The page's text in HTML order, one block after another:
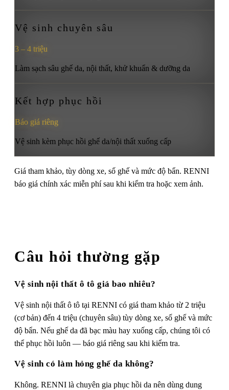
Vệ sinh chuyên sâu
3 – 4 triệu
Làm sạch sâu ghế da, nội thất, khử khuẩn & dưỡng da
Kết hợp phục hồi
Báo giá riêng
Vệ sinh kèm phục hồi ghế da/nội thất xuống cấp
Giá tham khảo, tùy dòng xe, số ghế và mức độ bẩn. RENNI
báo giá chính xác miễn phí sau khi kiểm tra hoặc xem ảnh.
Câu hỏi thường gặp
Vệ sinh nội thất ô tô giá bao nhiêu?
Vệ sinh nội thất ô tô tại RENNI có giá tham khảo từ 2 triệu
(cơ bản) đến 4 triệu (chuyên sâu) tùy dòng xe, số ghế và mức
độ bẩn. Nếu ghế da đã bạc màu hay xuống cấp, chúng tôi có
thể phục hồi luôn — báo giá riêng sau khi kiểm tra.
Vệ sinh có làm hỏng ghế da không?
Không. RENNI là chuyên gia phục hồi da nên dùng dung